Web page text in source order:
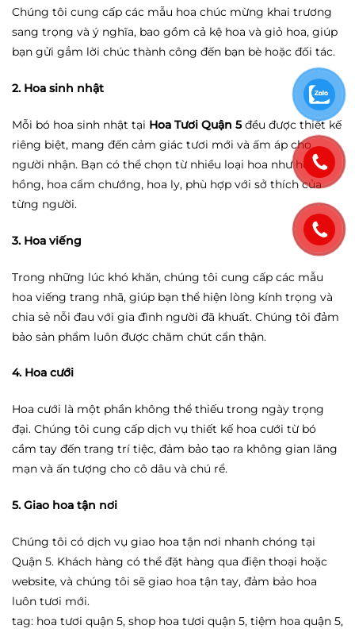
Chúng tôi cung cấp các mẫu hoa chúc mừng khai trương
sang trọng và ý nghĩa, bao gồm cả kệ hoa và giỏ hoa, giúp
bạn gửi gắm lời chúc thành công đến bạn bè hoặc đối tác.
2. Hoa sinh nhật
Mỗi bó hoa sinh nhật tại Hoa Tươi Quận 5đều được thiết kế
riêng biệt, mang đến cảm giác tươi mới và ấm áp cho
người nhận. Bạn có thể chọn từ nhiều loại hoa như hoa
hồng, hoa cẩm chướng, hoa ly, phù hợp với sở thích của
từng người.
3. Hoa viếng
Trong những lúc khó khăn, chúng tôi cung cấp các mẫu
hoa viếng trang nhã, giúp bạn thể hiện lòng kính trọng và
chia sẻ nỗi đau với gia đình người đã khuất. Chúng tôi đảm
bảo sản phẩm luôn được chăm chút cẩn thận.
4. Hoa cưới
Hoa cưới là một phần không thể thiếu trong ngày trọng
đại. Chúng tôi cung cấp dịch vụ thiết kế hoa cưới từ bó
cầm tay đến trang trí tiệc, đảm bảo tạo ra không gian lãng
mạn và ấn tượng cho cô dâu và chú rể.
5. Giao hoa tận nơi
Chúng tôi có dịch vụ giao hoa tận nơi nhanh chóng tại
Quận 5. Khách hàng có thể đặt hàng qua điện thoại hoặc
website, và chúng tôi sẽ giao hoa tận tay, đảm bảo hoa
luôn tươi mới.
tag: hoa tươi quận 5, shop hoa tươi quận 5, tiệm hoa quận 5,